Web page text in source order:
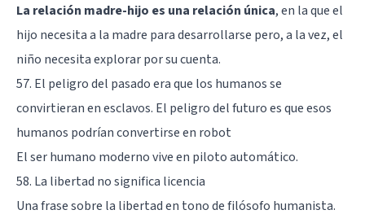
La relación madre-hijo es una relación única, en la que el
hijo necesita a la madre para desarrollarse pero, a la vez, el
niño necesita explorar por su cuenta.
57. El peligro del pasado era que los humanos se
convirtieran en esclavos. El peligro del futuro es que esos
humanos podrían convertirse en robot
El ser humano moderno vive en piloto automático.
58. La libertad no significa licencia
Una frase sobre la libertad en tono de filósofo humanista.